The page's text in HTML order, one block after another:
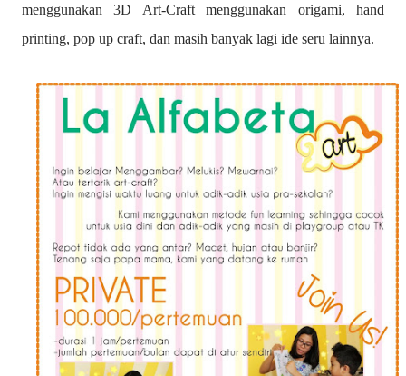
menggunakan 3D Art-Craft menggunakan origami, hand
printing, pop up craft, dan masih banyak lagi ide seru lainnya.